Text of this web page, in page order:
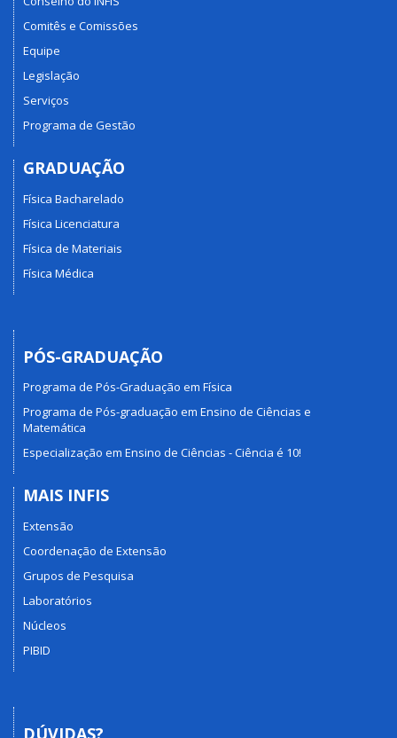
Comitês e Comissões
Equipe
Legislação
Serviços
Programa de Gestão
GRADUAÇÃO
Física Bacharelado
Física Licenciatura
Física de Materiais
Física Médica
PÓS-GRADUAÇÃO
Programa de Pós-Graduação em Física
Programa de Pós-graduação em Ensino de Ciências e
Matemática
Especialização em Ensino de Ciências - Ciência é 10!
MAIS INFIS
Extensão
Coordenação de Extensão
Grupos de Pesquisa
Laboratórios
Núcleos
PIBID
DÚVIDAS?